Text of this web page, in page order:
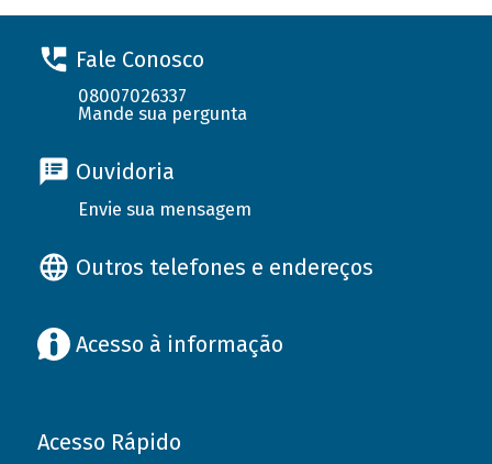
Fale Conosco
08007026337
Mande sua pergunta
Ouvidoria
Envie sua mensagem
Outros telefones e endereços
Acesso à informação
Acesso Rápido